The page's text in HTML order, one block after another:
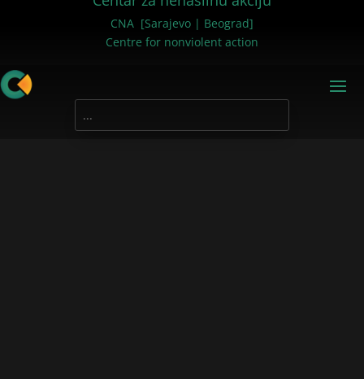
CNA [Sarajevo | Beograd]
Centre for nonviolent action